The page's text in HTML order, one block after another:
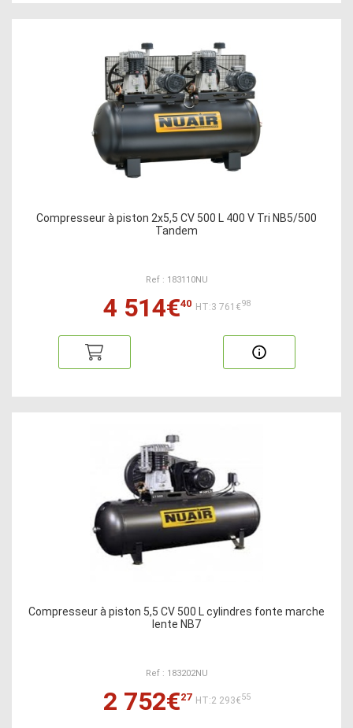
Compresseur à piston 2x5,5 CV 500 L 400 V Tri NB5/500
Tandem
Ref : 183110NU
4 514€40 HT:3 761€98
Compresseur à piston 5,5 CV 500 L cylindres fonte marche
lente NB7
Ref : 183202NU
2 752€27 HT:2 293€55